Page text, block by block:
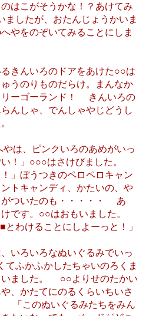
はこがそうかな！？あけてみ
したが、おたんじょうかいま
やをのぞいてみることにしま
きんいろのドアをあけた○○は
うのりものだらけ。まんなか
リーゴーランド！ きんいろの
んしゃ、でんしゃやじどうし
は、ピンクいろのあめがいっ
！」○○○はさけびました。
」ぼうつきのペロペロキャン
トキャンディ、かたいの、や
がついたのも・・・・・ あ
です。○○はおもいました。
わけることにしよーっと！」
いろいろなぬいぐるみでいっ
てふかふかしたちゃいのろくま
いました。 ○○よりせのたかい
、かたてにのるくらいちいさ
「このぬいぐるみたちをみん